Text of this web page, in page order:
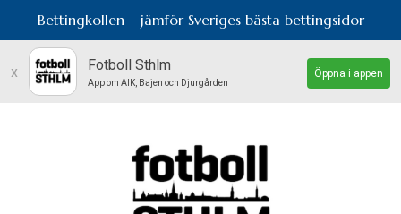
Bettingkollen – jämför Sveriges bästa bettingsidor
x Fotboll Sthlm
App om AIK, Bajen och Djurgården
Öppna i appen